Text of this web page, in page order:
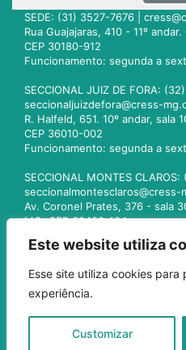
Este website utiliza
Esse site utiliza cookies para
experiência.
Customizar
SEDE: (31) 3527-7676 |
Rua Guajajaras, 410 - 11º
CEP 30180-912
Funcionamento: segunda a
SECCIONAL JUIZ DE FORA:
seccionaljuizdefora@cress-
R. Halfeld, 651. 10º andar, sala
CEP 36010-002
Funcionamento: segunda a
SECCIONAL MONTES
seccionalmontesclaros@cress-
Av. Coronel Prates, 376 - sala
MG. CEP 39400-104
seccionaluberlandia@cress-
Av. Afonso Pena, 547 - sala